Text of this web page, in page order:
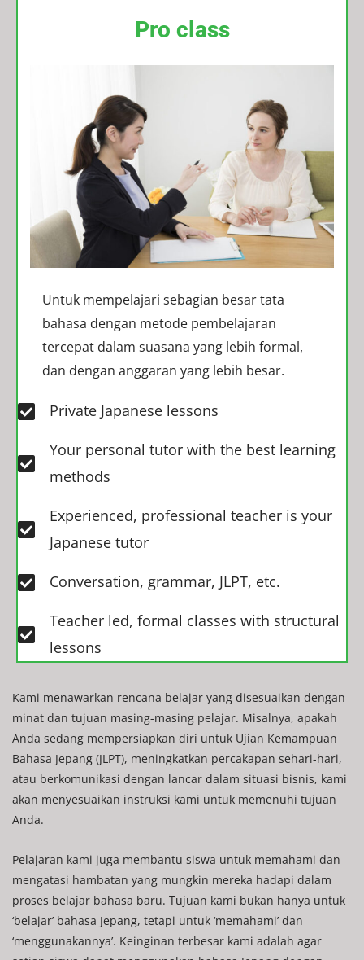
Pro class
Untuk mempelajari sebagian besar tata
bahasa dengan metode pembelajaran
tercepat dalam suasana yang lebih formal,
dan dengan anggaran yang lebih besar.
Private Japanese lessons
Your personal tutor with the best learning
methods
Experienced, professional teacher is your
Japanese tutor
Conversation, grammar, JLPT, etc.
Teacher led, formal classes with structural
lessons
Kami menawarkan rencana belajar yang disesuaikan dengan
minat dan tujuan masing-masing pelajar. Misalnya, apakah
Anda sedang mempersiapkan diri untuk Ujian Kemampuan
Bahasa Jepang (JLPT), meningkatkan percakapan sehari-hari,
atau berkomunikasi dengan lancar dalam situasi bisnis, kami
akan menyesuaikan instruksi kami untuk memenuhi tujuan
Anda.
Pelajaran kami juga membantu siswa untuk memahami dan
mengatasi hambatan yang mungkin mereka hadapi dalam
proses belajar bahasa baru. Tujuan kami bukan hanya untuk
‘belajar’ bahasa Jepang, tetapi untuk ‘memahami’ dan
‘menggunakannya’. Keinginan terbesar kami adalah agar